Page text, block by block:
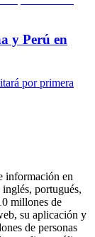
y Perú en
por primera
información en
portugués,
millones de
su aplicación y
de personas